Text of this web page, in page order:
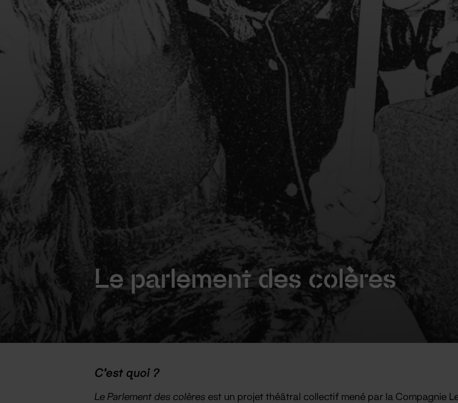
Le parlement des colères
C'est quoi ?
Le Parlement des colères est un projet théâtral collectif mené par la Compagnie